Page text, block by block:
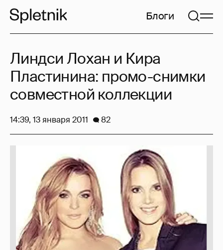
Блоги
Линдси Лохан и Кира
Пластинина: промо-снимки
совместной коллекции
14:39, 13 января 2011 82